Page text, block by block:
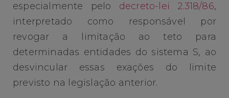
especialmente pelo decreto-lei 2.318/86,
interpretado como responsável por
revogar a limitação ao teto para
determinadas entidades do sistema S, ao
desvincular essas exações do limite
previsto na legislação anterior.